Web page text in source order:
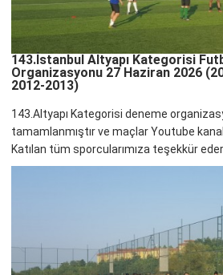
143.İstanbul Altyapı Kategorisi
Organizasyonu 27 Haziran 2026
2012-2013)
143.Altyapı Kategorisi deneme
tamamlanmıştır ve maçlar Youtube
Katılan tüm sporcularımıza teşekkür eder